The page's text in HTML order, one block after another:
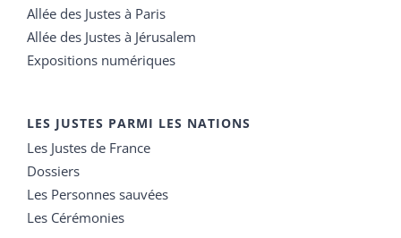
Allée des Justes à Paris
Allée des Justes à Jérusalem
Expositions numériques
LES JUSTES PARMI LES NATIONS
Les Justes de France
Dossiers
Les Personnes sauvées
Les Cérémonies